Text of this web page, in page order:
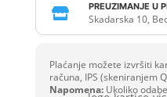
 PREUZIMANJE U
Skadarska 10,
Plaćanje možete izvršiti
računa, IPS (skeniranjem
Napomena:Ukoliko